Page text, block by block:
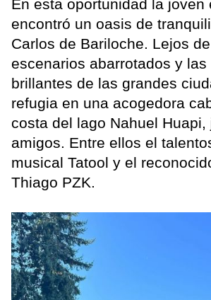
En esta oportunidad la joven
encontró un oasis de
Carlos de Bariloche. Lejos
escenarios abarrotados y las
brillantes de las grandes
refugia en una acogedora
costa del lago Nahuel Huapi,
amigos. Entre ellos el
musical Tatool y el
Thiago PZK.